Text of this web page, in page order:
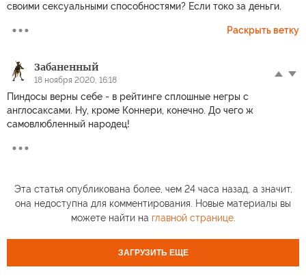
своими сексуальными способностями? Если токо за деньги.
Раскрыть ветку
Забаненный
18 ноября 2020, 16:18
Пиндосы верны себе - в рейтинге сплошные негры с
англосаксами. Ну, кроме Коннери, конечно. До чего ж
самовлюбленный народец!
Эта статья опубликована более, чем 24 часа назад, а значит,
она недоступна для комментирования. Новые материалы вы
можете найти на главной странице.
ЗАГРУЗИТЬ ЕЩЕ